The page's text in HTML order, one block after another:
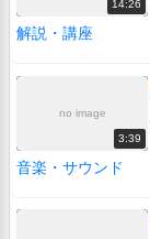
14:26
解説・講座
no image
3:39
音楽・サウンド